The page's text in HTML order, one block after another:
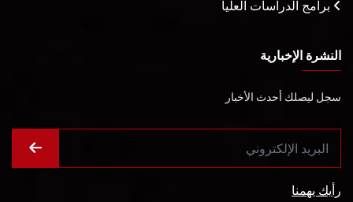
برامج الدراسات العليا
النشرة الإخبارية
سجل ليصلك أحدث الأخبار
رأيك يهمنا